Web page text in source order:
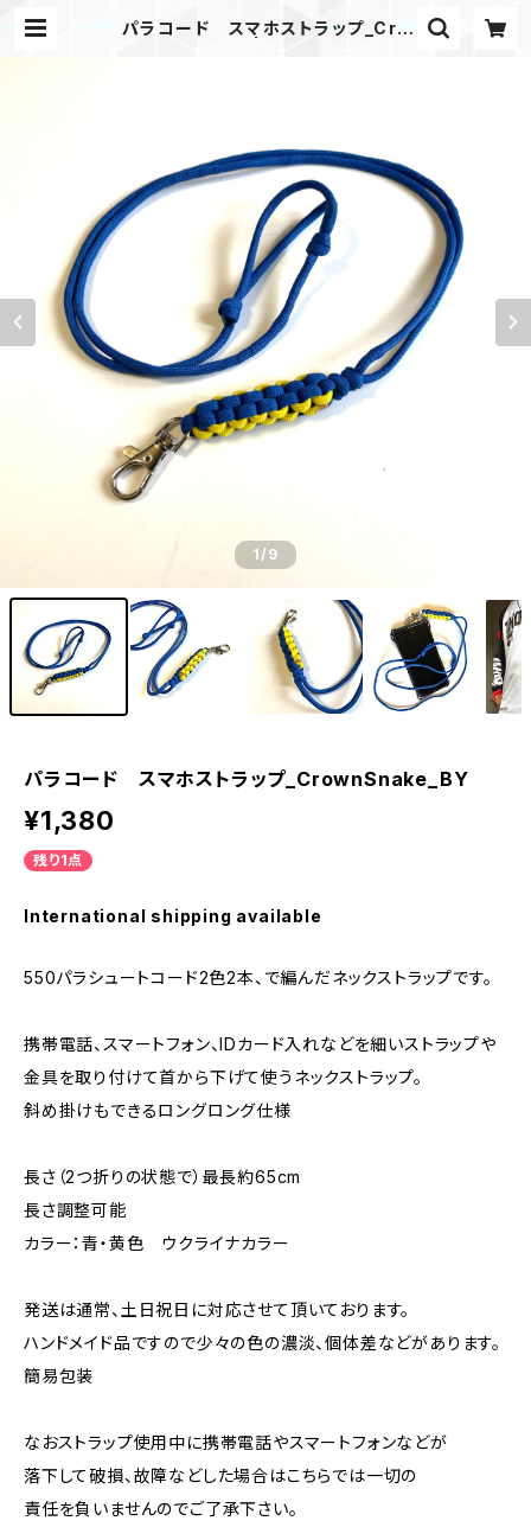
パラコード スマホストラップ_Cro
1/9
パラコード スマホストラップ_CrownSnake_BY
¥1,380
残り1点
International shipping available
550パラシュートコード2色2本、で編んだネックストラップです。
携帯電話、スマートフォン、IDカード入れなどを細いストラップや
金具を取り付けて首から下げて使うネックストラップ。
斜め掛けもできるロングロング仕様
長さ（2つ折りの状態で）最長約65cm
長さ調整可能
カラー：青・黄色 ウクライナカラー
発送は通常、土日祝日に対応させて頂いております。
ハンドメイド品ですので少々の色の濃淡、個体差などがあります。
簡易包装
なおストラップ使用中に携帯電話やスマートフォンなどが
落下して破損、故障などした場合はこちらでは一切の
責任を負いませんのでご了承下さい。